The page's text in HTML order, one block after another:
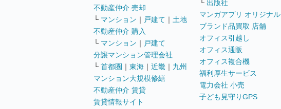
不動産仲介 売却
└ マンション ｜ 戸建て ｜ 土地
不動産仲介 購入
└ マンション ｜ 戸建て
分譲マンション管理会社
└ 首都圏 ｜ 東海 ｜ 近畿 ｜ 九州
マンション大規模修繕
不動産仲介 賃貸
賃貸情報サイト
└ 出版社
マンガアプリ オリジナル
ブランド品買取 店舗
オフィス引越し
オフィス通販
オフィス複合機
福利厚生サービス
電力会社 小売
子ども見守りGPS